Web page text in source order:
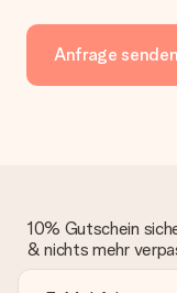
Anfrage senden
10% Gutschein
& nichts mehr